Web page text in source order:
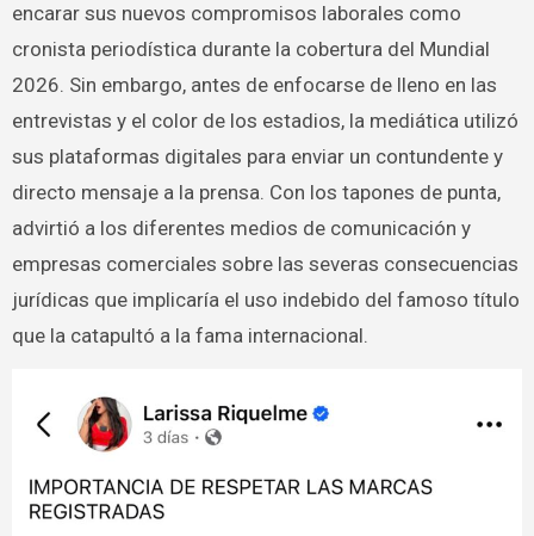
encarar sus nuevos compromisos laborales como
cronista periodística durante la cobertura del Mundial
2026. Sin embargo, antes de enfocarse de lleno en las
entrevistas y el color de los estadios, la mediática utilizó
sus plataformas digitales para enviar un contundente y
directo mensaje a la prensa. Con los tapones de punta,
advirtió a los diferentes medios de comunicación y
empresas comerciales sobre las severas consecuencias
jurídicas que implicaría el uso indebido del famoso título
que la catapultó a la fama internacional.